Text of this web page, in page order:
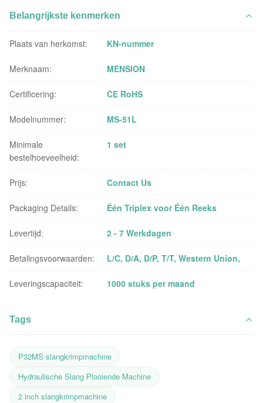
Belangrijkste kenmerken
Plaats van herkomst: KN-nummer
Merknaam: MENSION
Certificering: CE RoHS
Modelnummer: MS-51L
Minimale
bestelhoeveelheid:
1 set
Prijs: Contact Us
Packaging Details: Één Triplex voor Één Reeks
Levertijd: 2 - 7 Werkdagen
Betalingsvoorwaarden: L/C, D/A, D/P, T/T, Western Union,
Leveringscapaciteit: 1000 stuks per maand
Tags
P32MS slangkrimpmachine
Hydraulische Slang Plooiende Machine
2 inch slangkrimpmachine